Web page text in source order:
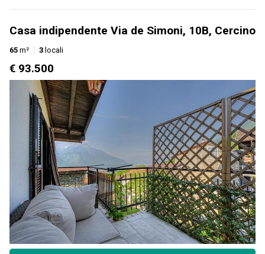
Casa indipendente Via de Simoni, 10B, Cercino
65 m² 3 locali
€ 93.500